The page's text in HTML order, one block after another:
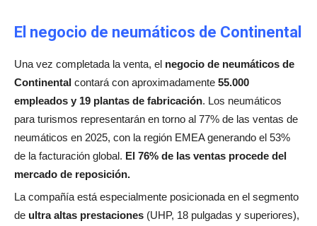
El negocio de neumáticos de Continental
Una vez completada la venta, el negocio de neumáticos de
Continental contará con aproximadamente 55.000
empleados y 19 plantas de fabricación. Los neumáticos
para turismos representarán en torno al 77% de las ventas de
neumáticos en 2025, con la región EMEA generando el 53%
de la facturación global. El 76% de las ventas procede del
mercado de reposición.
La compañía está especialmente posicionada en el segmento
de ultra altas prestaciones (UHP, 18 pulgadas y superiores),